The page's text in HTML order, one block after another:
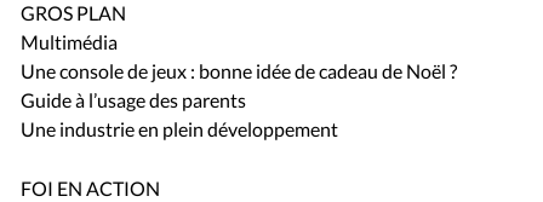
GROS PLAN
Multimédia
Une console de jeux : bonne idée de cadeau de Noël ?
Guide à l’usage des parents
Une industrie en plein développement
FOI EN ACTION